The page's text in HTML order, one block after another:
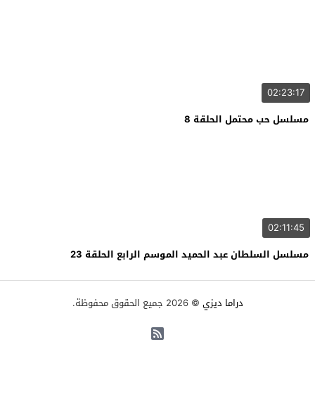
02:23:17
مسلسل حب محتمل الحلقة 8
02:11:45
مسلسل السلطان عبد الحميد الموسم الرابع الحلقة 23
دراما ديزي © 2026 جميع الحقوق محفوظة.